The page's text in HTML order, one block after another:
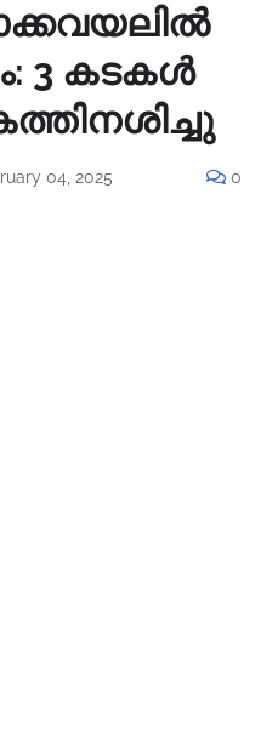
3 കടകൾ
04, 2025 0